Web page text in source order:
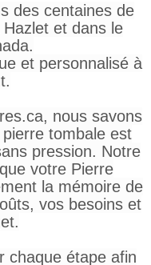
des centaines de
et dans le
et personnalisé à
nous savons
tombale est
pression. Notre
votre Pierre
la mémoire de
vos besoins et
chaque étape afin